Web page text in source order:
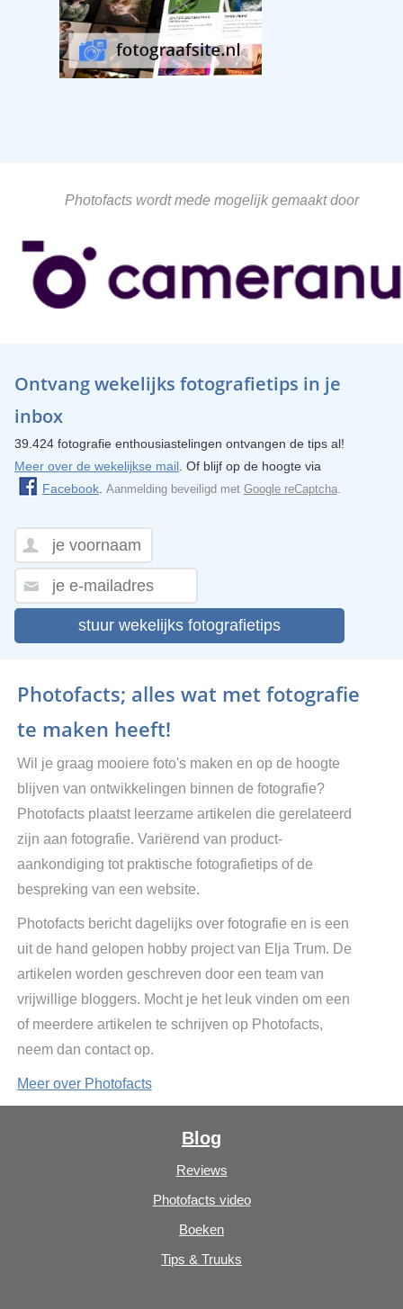
Photofacts wordt mede mogelijk gemaakt door
Ontvang wekelijks fotografietips in je
inbox
39.424 fotografie enthousiastelingen ontvangen de tips al!
Meer over de wekelijkse mail. Of blijf op de hoogte via
Facebook. Aanmelding beveiligd met Google reCaptcha.
stuur wekelijks fotografietips
Photofacts; alles wat met fotografie
te maken heeft!
Wil je graag mooiere foto's maken en op de hoogte
blijven van ontwikkelingen binnen de fotografie?
Photofacts plaatst leerzame artikelen die gerelateerd
zijn aan fotografie. Variërend van product-
aankondiging tot praktische fotografietips of de
bespreking van een website.
Photofacts bericht dagelijks over fotografie en is een
uit de hand gelopen hobby project van Elja Trum. De
artikelen worden geschreven door een team van
vrijwillige bloggers. Mocht je het leuk vinden om een
of meerdere artikelen te schrijven op Photofacts,
neem dan contact op.
Meer over Photofacts
Blog
Reviews
Photofacts video
Boeken
Tips & Truuks